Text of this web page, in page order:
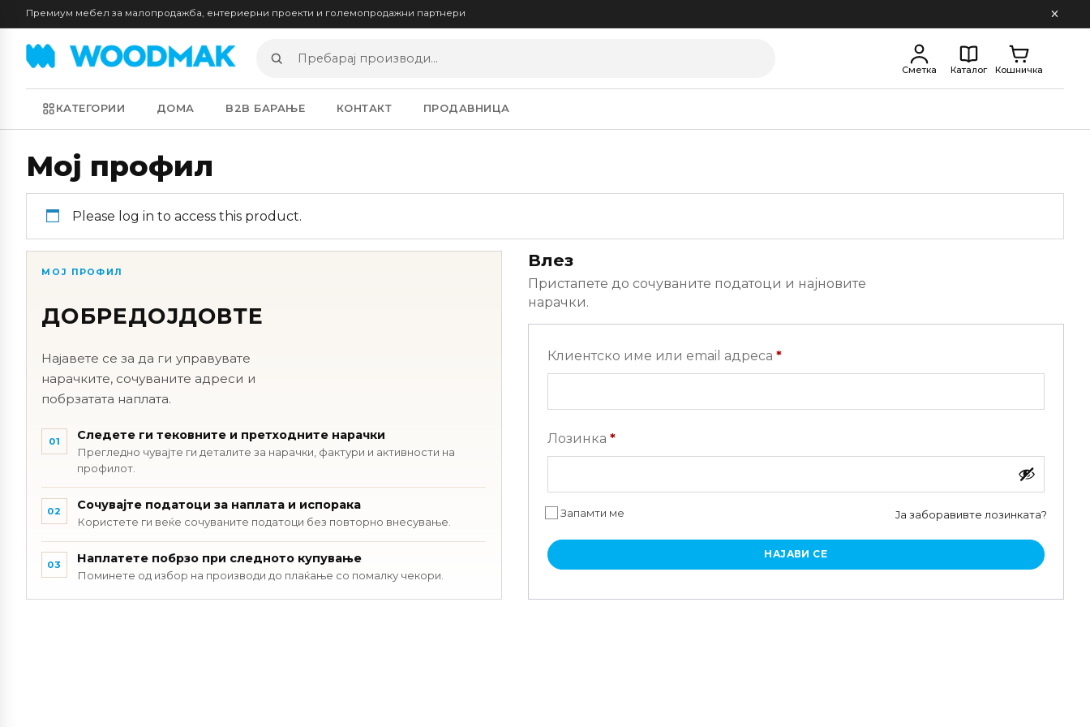
Премиум мебел за малопродажба, ентериерни проекти и големопродажни партнери
Пребарај
производи
Сметка Каталог Кошничка
КАТЕГОРИИ ДОМА B2B БАРАЊЕ КОНТАКТ ПРОДАВНИЦА
Мој профил
Please log in to access this product.
Влез
Пристапете до сочуваните податоци и најновите
нарачки.
Клиентско име или email адреса *Задолжително
Лозинка *Задолжително
Запамти ме Ја заборавивте лозинката?
НАЈАВИ СЕ
МОЈ ПРОФИЛ
ДОБРЕДОЈДОВТЕ
Најавете се за да ги управувате
нарачките, сочуваните адреси и
побрзатата наплата.
01 Следете ги тековните и претходните нарачки
Прегледно чувајте ги деталите за нарачки, фактури и активности на
профилот.
02 Сочувајте податоци за наплата и испорака
Користете ги веќе сочуваните податоци без повторно внесување.
03 Наплатете побрзо при следното купување
Поминете од избор на производи до плаќање со помалку чекори.